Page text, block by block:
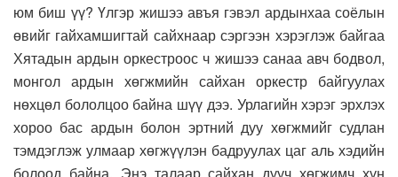
юм биш үү? Үлгэр жишээ авъя гэвэл ардынхаа соёлын
өвийг гайхамшигтай сайхнаар сэргээн хэрэглэж байгаа
Хятадын ардын оркестроос ч жишээ санаа авч бодвол,
монгол ардын хөгжмийн сайхан оркестр байгуулах
нөхцөл бололцоо байна шүү дээ. Урлагийн хэрэг эрхлэх
хороо бас ардын болон эртний дуу хөгжмийг судлан
тэмдэглэж улмаар хөгжүүлэн бадруулах цаг аль хэдийн
болоод байна. Энэ талаар сайхан дууч хөгжимч хүн